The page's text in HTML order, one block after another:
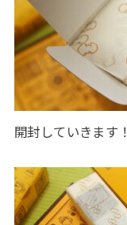
開封していきます！